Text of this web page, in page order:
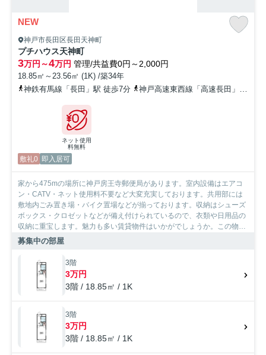
NEW
神戸市長田区長田天神町
プチハウス天神町
3万円～4万円 管理/共益費0円～2,000円
18.85㎡～23.56㎡ (1K) /築34年
神鉄有馬線「長田」駅 徒歩7分
神戸高速東西線「高速長田」駅 徒歩20分
ネット使用
料無料
敷礼0 即入居可
家から475mの場所に神戸房王寺郵便局があります。室内設備はエアコ
ン・CATV・ネット使用料不要など大変充実しております。共用部には
敷地内ごみ置き場・バイク置場などが揃っております。収納はシューズ
ボックス・クロゼットなどが備え付けられているので、衣類や日用品の
収納に重宝します。魅力も多い賃貸物件はいかがでしょうか。この物件
はバルコニー付きでおすすめです。防犯対策もバッチリなマンションタ
みながら始めていきませんか。快適な環境作りのお手伝いをして参りま
募集中の部屋
3階
3万円
3階 / 18.85㎡ / 1K
3階
3万円
3階 / 18.85㎡ / 1K